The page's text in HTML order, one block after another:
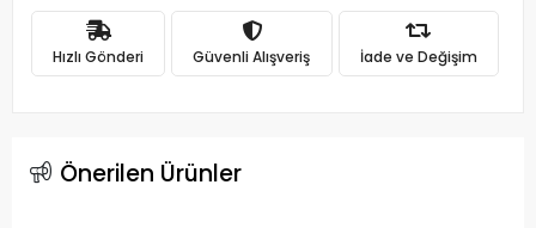
Hızlı Gönderi Güvenli Alışveriş İade ve Değişim
Önerilen Ürünler